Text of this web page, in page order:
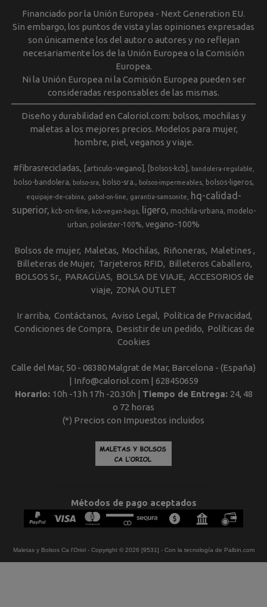
Financiado por la Unión Europea - Next Generation EU.
Sin embargo, los puntos de vista y las opiniones expresadas
son únicamente los del autor o autores y no reflejan
necesariamente los de la Unión Europea o la Comisión
Europea.
Ni la Unión Europea ni la Comisión Europea pueden ser
consideradas responsables de las mismas.
Diseño y durabilidad en Caloriol.com: bolsos, mochilas y
maletas a los mejores precios. Modelos para mujer,
hombre, piel, veganos y viaje.
#fibrasrecicladas [articulo-vegano] [bolsos-kcb] bandolera-regulable
bolso-bandolera bolso-sra bolso-sra. bolsos-impermeables bolsos-ligeros
equipaje-de-cabina gabol-on-line garantia-samsonite
hq-calidad-
superior
kcb-on-line kcb-vegan-bags ligero mochila-urbana
modelo-
urban
poliester-100% vegano-100%
Bolsos de mujer Maletas Mochilas Riñoneras Maletines
Billeteras de Mujer Tarjeteros RFID
Billeteros Caballero
BOLSOS Sr.
PARAGÜAS BOLSA DE VIAJE ACCESORIOS de
viaje
ZONA OUTLET
Ir arriba Contáctanos Aviso Legal
Política de Privacidad
Condiciones de Compra
Desistir de un pedido
Políticas de
Cookies
Calle del Mar, 50 - 08380 Malgrat de Mar, Barcelona - (España)
| Info@caloriol.com | 628450659
Horario: 10h -13h 17h -20.30h | Tiempo de Entrega: 24, 48
o 72 horas
(*) Precios con Impuestos incluidos
Métodos de pago aceptados
Maletas y Bolsos Ca l'Oriol- Copyright © 2026 [9531] - Con la tecnología de Palbin.com